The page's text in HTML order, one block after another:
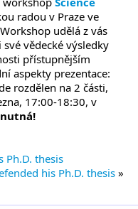
radou v Praze ve
udělá z vás
vědecké výsledky
přístupnějším
aspekty prezentace:
rozdělen na 2 části,
17:00-18:30, v
Ph.D. thesis
his Ph.D. thesis »